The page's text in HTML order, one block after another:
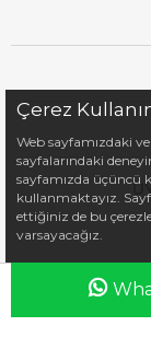
Çerez
Web sayfamızdaki
sayfalarındaki
sayfamızda üçüncü
kullanmaktayız.
ettiğiniz de bu
varsayacağız.
Anasayfa